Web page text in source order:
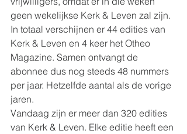
geen wekelijkse Kerk & Leven zal zijn.
In totaal verschijnen er 44 edities van
Kerk & Leven en 4 keer het Otheo
Magazine. Samen ontvangt de
abonnee dus nog steeds 48 nummers
per jaar. Hetzelfde aantal als de vorige
jaren.
Vandaag zijn er meer dan 320 edities
van Kerk & Leven. Elke editie heeft een